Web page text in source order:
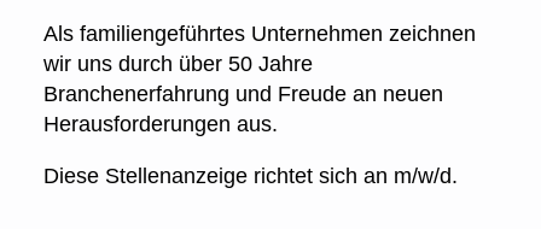
Als familiengeführtes Unternehmen zeichnen
wir uns durch über 50 Jahre
Branchenerfahrung und Freude an neuen
Herausforderungen aus.
Diese Stellenanzeige richtet sich an m/w/d.